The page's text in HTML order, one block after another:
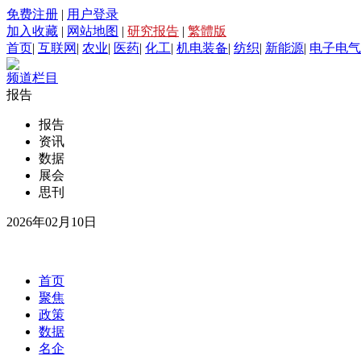
免费注册 | 用户登录
加入收藏 | 网站地图 | 研究报告 | 繁體版
首页| 互联网 | 农业| 医药| 化工| 机电装备| 纺织| 新能源| 电子电气
频道栏目
报告
报告
资讯
数据
展会
思刊
2026年02月10日
首页
聚焦
政策
数据
名企